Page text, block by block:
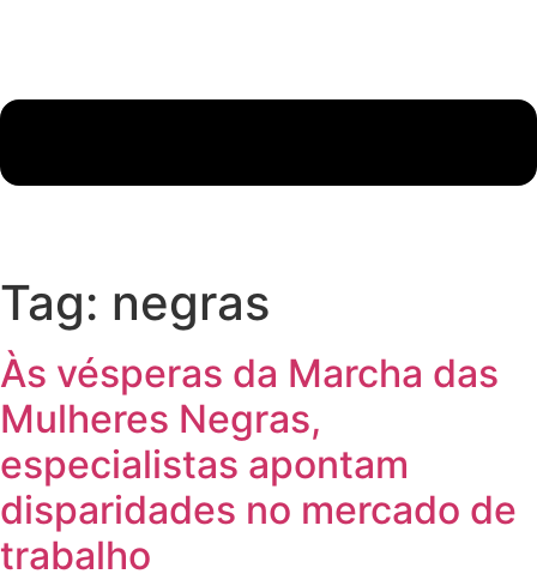
Tag: negras
Às vésperas da Marcha das
Mulheres Negras,
especialistas apontam
disparidades no mercado de
trabalho